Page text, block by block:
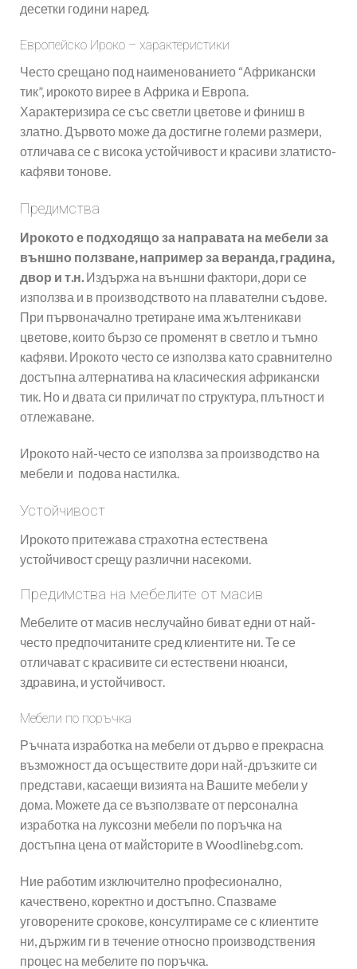
десетки години наред.
Европейско Ироко – характеристики
Често срещано под наименованието “Африкански
тик”, ирокото вирее в Африка и Европа.
Характеризира се със светли цветове и финиш в
златно. Дървото може да достигне големи размери,
отличава се с висока устойчивост и красиви златисто-
кафяви тонове.
Предимства
Ирокото е подходящо за направата на мебели за
външно ползване, например за веранда, градина,
двор и т.н.Издържа на външни фактори, дори се
използва и в производството на плавателни съдове.
При първоначално третиране има жълтеникави
цветове, които бързо се променят в светло и тъмно
кафяви. Ирокото често се използва като сравнително
достъпна алтернатива на класическия африкански
тик. Но и двата си приличат по структура, плътност и
отлежаване.
Ирокото най-често се използва за производство на
мебели и подова настилка.
Устойчивост
Ирокото притежава страхотна естествена
устойчивост срещу различни насекоми.
Предимства на мебелите от масив
Мебелите от масив неслучайно биват едни от най-
често предпочитаните сред клиентите ни. Те се
отличават с красивите си естествени нюанси,
здравина, и устойчивост.
Мебели по поръчка
Ръчната изработка на мебели от дърво е прекрасна
възможност да осъществите дори най-дръзките си
представи, касаещи визията на Вашите мебели у
дома. Можете да се възползвате от персонална
изработка на луксозни мебели по поръчка на
достъпна цена от майсторите в Woodlinebg.com.
Ние работим изключително професионално,
качествено, коректно и достъпно. Спазваме
уговорените срокове, консултираме се с клиентите
ни, държим ги в течение относно производствения
процес на мебелите по поръчка.